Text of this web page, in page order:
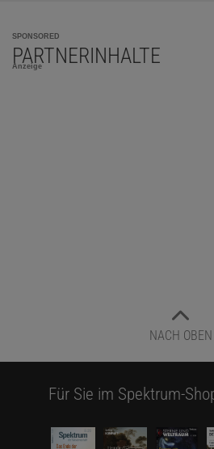
SPONSORED
PARTNERINHALTE
Anzeige
NACH OBEN
Für Sie im Spektrum-